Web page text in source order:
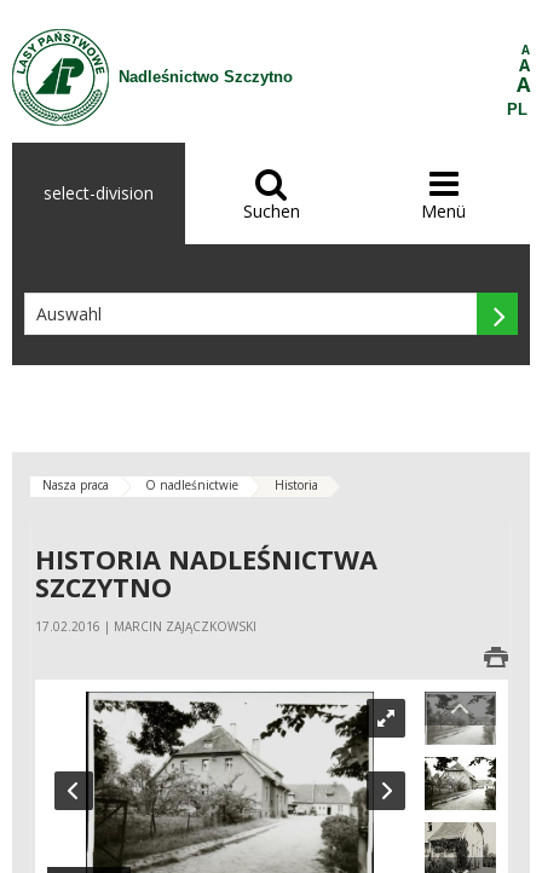
Zum Inhalt wechseln
Nadleśnictwo Szczytno
A
A
A
PL
select-division 
Suchen

Menü

Nasza praca O nadleśnictwie Historia
HISTORIA NADLEŚNICTWA
SZCZYTNO
17.02.2016 | MARCIN ZAJĄCZKOWSKI